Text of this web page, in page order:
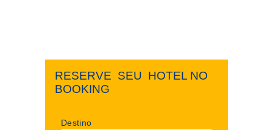
RESERVE ​ ​SEU ​ ​HOTEL NO ​ ​
BOOKING
Destino